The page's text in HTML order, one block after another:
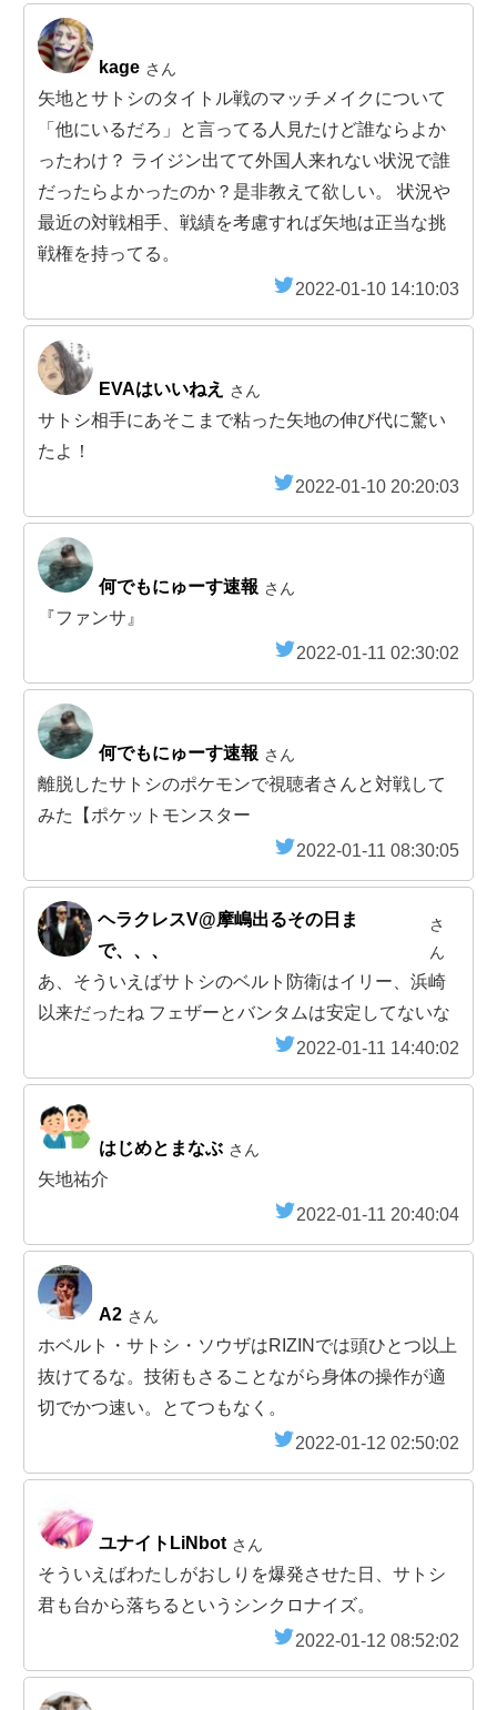
kage さん
矢地とサトシのタイトル戦のマッチメイクについて
「他にいるだろ」と言ってる人見たけど誰ならよか
ったわけ？ ライジン出てて外国人来れない状況で誰
だったらよかったのか？是非教えて欲しい。 状況や
最近の対戦相手、戦績を考慮すれば矢地は正当な挑
戦権を持ってる。
2022-01-10 14:10:03
EVAはいいねえ さん
サトシ相手にあそこまで粘った矢地の伸び代に驚い
たよ！
2022-01-10 20:20:03
何でもにゅーす速報 さん
『ファンサ』
2022-01-11 02:30:02
何でもにゅーす速報 さん
離脱したサトシのポケモンで視聴者さんと対戦して
みた【ポケットモンスター
2022-01-11 08:30:05
ヘラクレスV@摩嶋出るその日ま
で、、、
さ
ん
あ、そういえばサトシのベルト防衛はイリー、浜崎
以来だったね フェザーとバンタムは安定してないな
2022-01-11 14:40:02
はじめとまなぶ さん
矢地祐介
2022-01-11 20:40:04
A2 さん
ホベルト・サトシ・ソウザはRIZINでは頭ひとつ以上
抜けてるな。技術もさることながら身体の操作が適
切でかつ速い。とてつもなく。
2022-01-12 02:50:02
ユナイトLiNbot さん
そういえばわたしがおしりを爆発させた日、サトシ
君も台から落ちるというシンクロナイズ。
2022-01-12 08:52:02